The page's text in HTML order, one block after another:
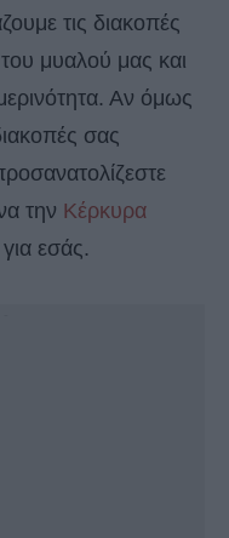
τις διακοπές
μυαλού μας και
Αν όμως
σας
την Κέρκυρα
εσάς.